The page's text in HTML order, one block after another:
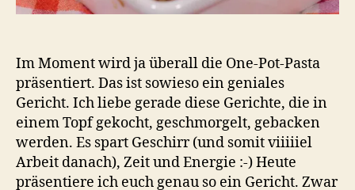
Im Moment wird ja überall die One-Pot-Pasta
präsentiert. Das ist sowieso ein geniales
Gericht. Ich liebe gerade diese Gerichte, die in
einem Topf gekocht, geschmorgelt, gebacken
werden. Es spart Geschirr (und somit viiiiiel
Arbeit danach), Zeit und Energie :-) Heute
präsentiere ich euch genau so ein Gericht. Zwar